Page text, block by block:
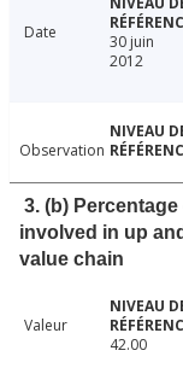
Date
30 juin
2012
Observation
3. (b)
involved in up
value chain
Valeur
42.00